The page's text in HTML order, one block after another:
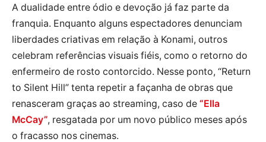
A dualidade entre ódio e devoção já faz parte da
franquia. Enquanto alguns espectadores denunciam
liberdades criativas em relação à Konami, outros
celebram referências visuais fiéis, como o retorno do
enfermeiro de rosto contorcido. Nesse ponto, “Return
to Silent Hill” tenta repetir a façanha de obras que
renasceram graças ao streaming, caso de “Ella
McCay”, resgatada por um novo público meses após
o fracasso nos cinemas.